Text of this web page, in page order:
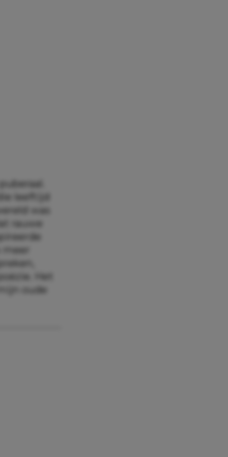
leeftijd
was
rauwe
Het
oude